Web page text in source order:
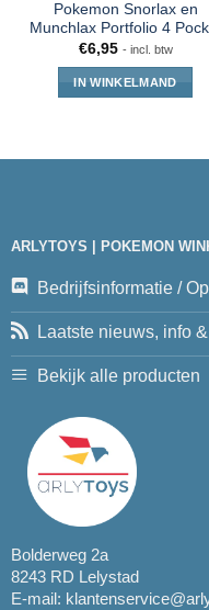
Pokemon Snorlax en
Munchlax Portfolio 4
€6,95 - incl. btw
IN WINKELMAND
ARLYTOYS | POKEMON
Bedrijfsinformatie /
Laatste nieuws, info
Bekijk alle producten
Bolderweg 2a
8243 RD Lelystad
E-mail: